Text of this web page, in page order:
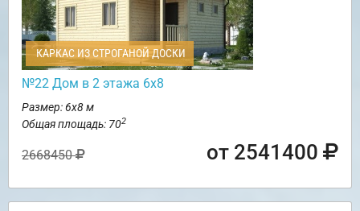
КАРКАС ИЗ СТРОГАНОЙ ДОСКИ
№22 Дом в 2 этажа 6х8
Размер: 6х8 м
Общая площадь: 702
2668450 от 2541400